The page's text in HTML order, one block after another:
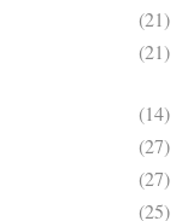
(21)
(21)
(14)
(27)
(27)
(25)